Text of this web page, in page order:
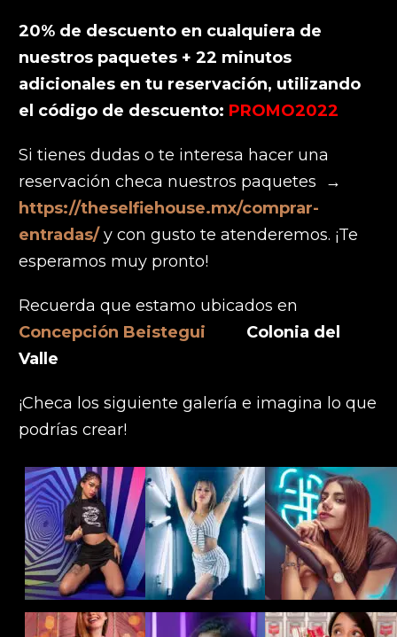
20% de descuento en cualquiera de
nuestros paquetes + 22 minutos
adicionales en tu reservación, utilizando
el código de descuento: PROMO2022
Si tienes dudas o te interesa hacer una
reservación checa nuestros paquetes →
https://theselfiehouse.mx/comprar-
entradas/y con gusto te atenderemos. ¡Te
esperamos muy pronto!
Recuerda que estamo ubicados en
Concepción Beistegui
Colonia del
Valle
¡Checa los siguiente galería e imagina lo que
podrías crear!